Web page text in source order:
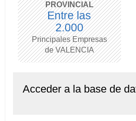
PROVINCIAL
Entre las
2.000
Principales Empresas
de VALENCIA
Acceder a la base de